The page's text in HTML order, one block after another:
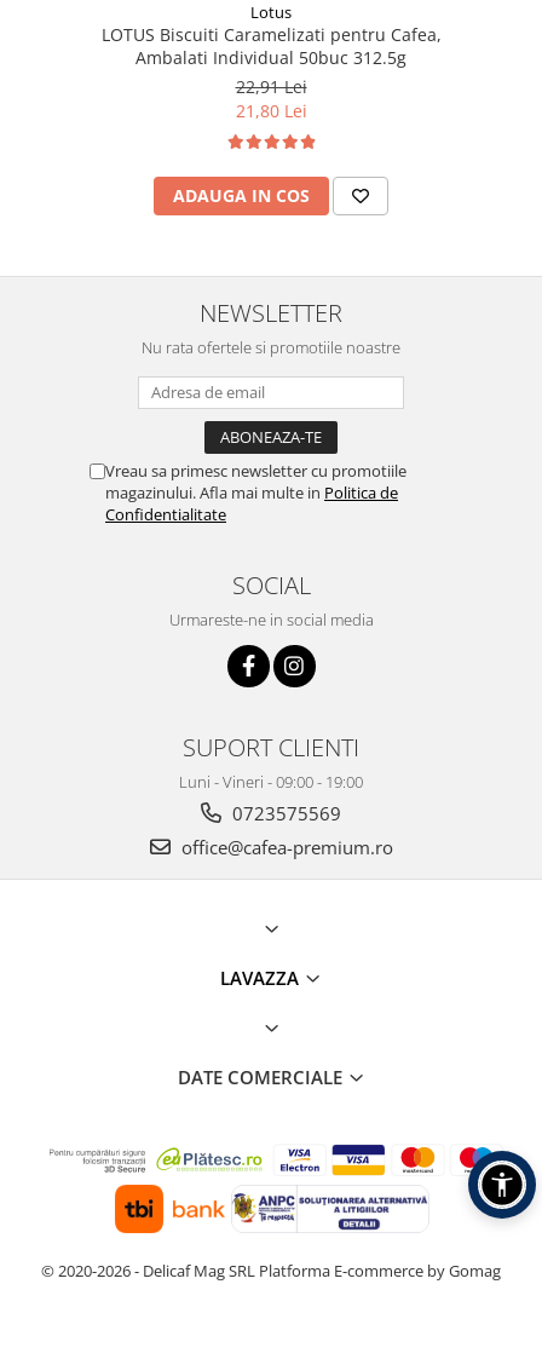
Lotus
LOTUS Biscuiti Caramelizati pentru Cafea,
Ambalati Individual 50buc 312.5g
22,91 Lei
21,80 Lei
ADAUGA IN COS
NEWSLETTER
Nu rata ofertele si promotiile noastre
Vreau sa primesc newsletter cu promotiile
magazinului. Afla mai multe in Politica de
Confidentialitate
SOCIAL
Urmareste-ne in social media
SUPORT CLIENTI
Luni - Vineri - 09:00 - 19:00
0723575569
office@cafea-premium.ro
LAVAZZA
DATE COMERCIALE
© 2020-2026 - Delicaf Mag SRL Platforma E-commerce by Gomag